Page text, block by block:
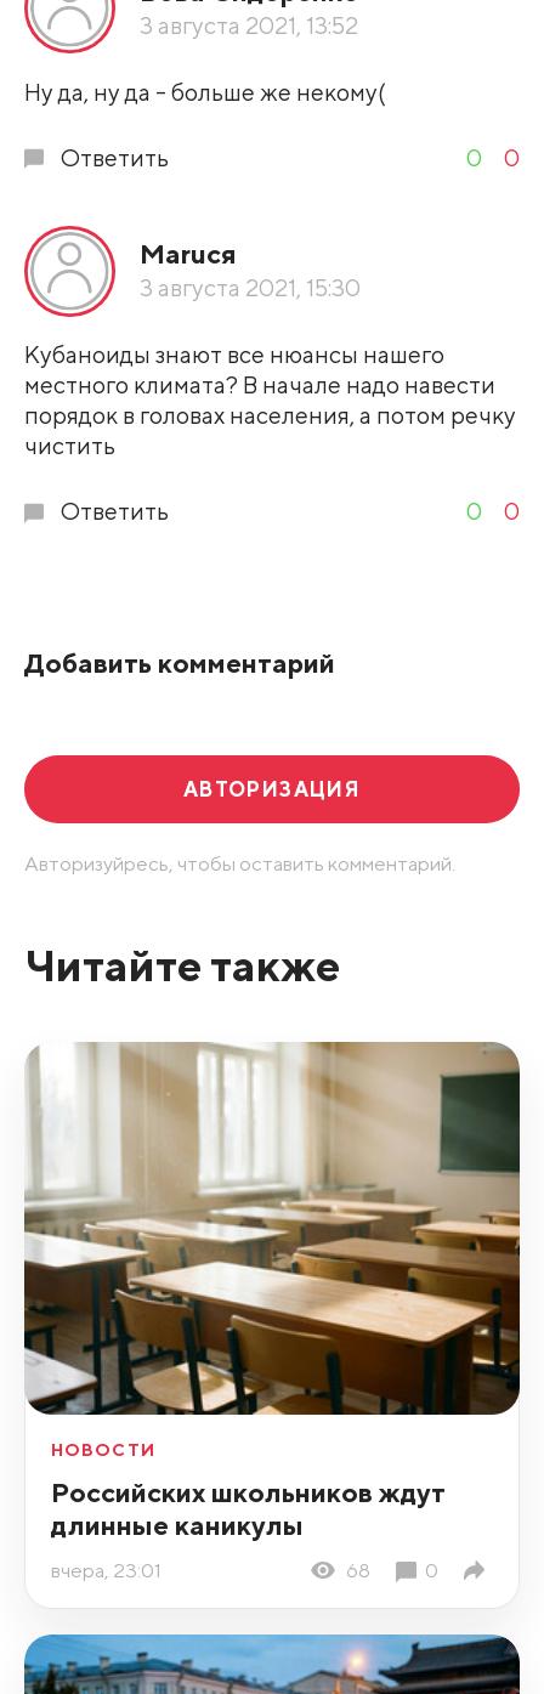
По рейтингу
Развернуть все
3 августа 2021, 13:52
Ну да, ну да - больше же некому(
Ответить 0 0
Маruся
3 августа 2021, 15:30
Кубаноиды знают все нюансы нашего
местного климата? В начале надо навести
порядок в головах населения, а потом речку
чистить
Ответить 0 0
Добавить комментарий
АВТОРИЗАЦИЯ
Авторизуйресь, чтобы оставить комментарий.
Читайте также
НОВОСТИ
Российских школьников ждут
длинные каникулы
вчера, 23:01 68 0